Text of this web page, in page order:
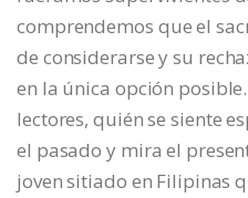
comprendemos que el
de considerarse y su
en la única opción
lectores, quién se siente
el pasado y mira el
joven sitiado en Filipinas